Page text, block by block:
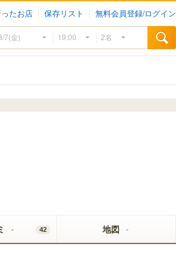
たお店 保存リスト 無料会員登録/ログイン
42 地図